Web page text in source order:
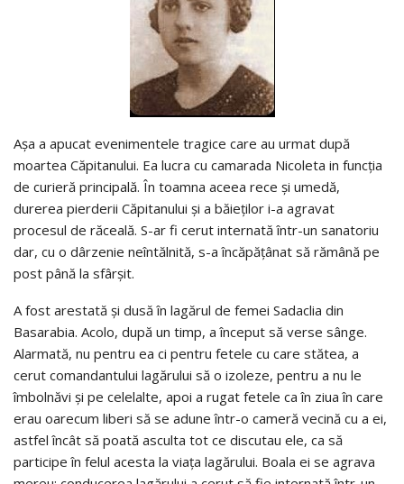
Aşa a apucat evenimentele tragice care au urmat după
moartea Căpitanului. Ea lucra cu camarada Nicoleta in funcția
de curieră principală. În toamna aceea rece şi umedă,
durerea pierderii Căpitanului şi a băieților i-a agravat
procesul de răceală. S-ar fi cerut internată într-un sanatoriu
dar, cu o dârzenie neîntălnită, s-a încăpățânat să rămână pe
post până la sfârșit.
A fost arestată şi dusă în lagărul de femei Sadaclia din
Basarabia. Acolo, după un timp, a început să verse sânge.
Alarmată, nu pentru ea ci pentru fetele cu care stătea, a
cerut comandantului lagărului să o izoleze, pentru a nu le
îmbolnăvi şi pe celelalte, apoi a rugat fetele ca în ziua în care
erau oarecum liberi să se adune într-o cameră vecină cu a ei,
astfel încât să poată asculta tot ce discutau ele, ca să
participe în felul acesta la viața lagărului. Boala ei se agrava